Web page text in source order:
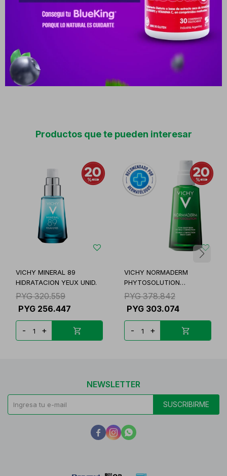
más tersa, uniforme y revitalizada. Con textura confortable y
rápida absorción, está indicada para todo tipo de piel, incluso las
sensibles, y se recomienda como parte de la rutina diaria para
mejorar la calidad cutánea.Composición: Fórmula enriquecida con
péptidos que estimulan el colágeno, vitamina C antioxidante para
iluminar y proteger, agua termal mineralizante de Vichy rica en 15
minerales que fortalecen la barrera cutánea.
Productos que te pueden interesar
VICHY MINERAL 89
HIDRATACION YEUX UNID.
PYG 320.559
PYG 256.447
- +
VICHY NORMADERM
PHYTOSOLUTION
QUOTIDIEM
PYG 378.842
PYG 303.074
- +
NEWSLETTER
SUSCRIBIRME
  